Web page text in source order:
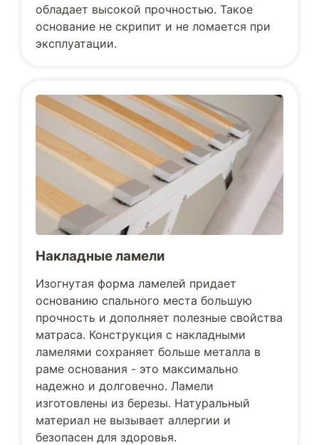
обладает высокой прочностью. Такое
основание не скрипит и не ломается при
эксплуатации.
Накладные ламели
Изогнутая форма ламелей придает
основанию спального места большую
прочность и дополняет полезные свойства
матраса. Конструкция с накладными
ламелями сохраняет больше металла в
раме основания - это максимально
надежно и долговечно. Ламели
изготовлены из березы. Натуральный
материал не вызывает аллергии и
безопасен для здоровья.